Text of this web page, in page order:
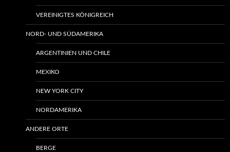
VEREINIGTES KÖNIGREICH
NORD- UND SÜDAMERIKA
ARGENTINIEN UND CHILE
MEXIKO
NEW YORK CITY
NORDAMERIKA
ANDERE ORTE
BERGE